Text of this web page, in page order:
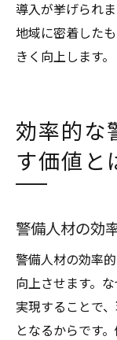
導入が挙げられ
地域に密着した
きく向上します。
効率的な
す価値と
警備人材の効
警備人材の効率
向上させます。
実現することで
となるからです